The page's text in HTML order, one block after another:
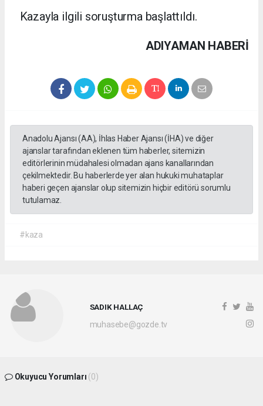
Kazayla ilgili soruşturma başlattıldı.
ADIYAMAN HABERİ
Anadolu Ajansı (AA), İhlas Haber Ajansı (İHA) ve diğer
ajanslar tarafından eklenen tüm haberler, sitemizin
editörlerinin müdahalesi olmadan ajans kanallarından
çekilmektedir. Bu haberlerde yer alan hukuki muhataplar
haberi geçen ajanslar olup sitemizin hiçbir editörü sorumlu
tutulamaz.
#kaza
SADIK HALLAÇ
muhasebe@gozde.tv
Okuyucu Yorumları (0)